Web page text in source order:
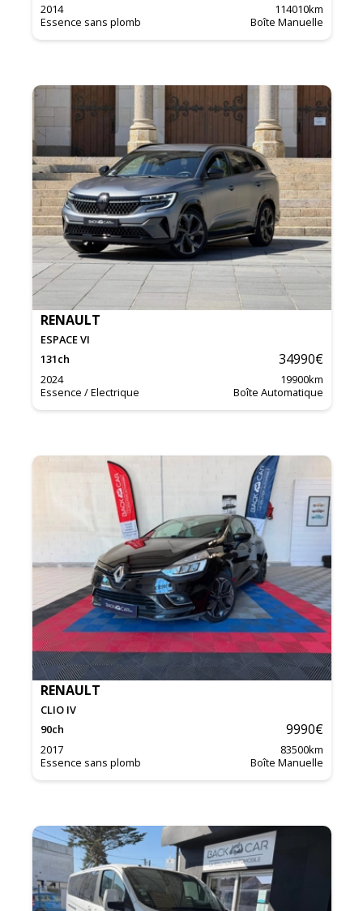
2014 114010km
Essence sans plomb
Boîte Manuelle
RENAULT
ESPACE VI
131ch 34990€
2024 19900km
Essence / Electrique
Boîte Automatique
RENAULT
CLIO IV
90ch 9990€
2017 83500km
Essence sans plomb
Boîte Manuelle